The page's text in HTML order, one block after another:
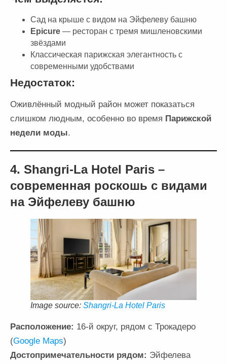
Сад на крыше с видом на Эйфелеву башню
Epicure — ресторан с тремя мишленовскими
звёздами
Классическая парижская элегантность с
современными удобствами
Недостаток:
Оживлённый модный район может показаться
слишком людным, особенно во время Парижской
недели моды.
4. Shangri-La Hotel Paris –
современная роскошь с видами
на Эйфелеву башню
Image source: Shangri-La Hotel Paris
Расположение: 16-й округ, рядом с Трокадеро
(Google Maps)
Достопримечательности рядом: Эйфелева